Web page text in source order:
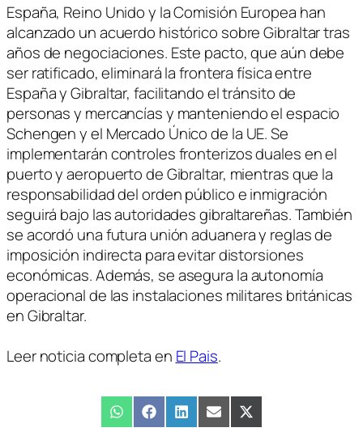
España, Reino Unido y la Comisión Europea han
alcanzado un acuerdo histórico sobre Gibraltar tras
años de negociaciones. Este pacto, que aún debe
ser ratificado, eliminará la frontera física entre
España y Gibraltar, facilitando el tránsito de
personas y mercancías y manteniendo el espacio
Schengen y el Mercado Único de la UE. Se
implementarán controles fronterizos duales en el
puerto y aeropuerto de Gibraltar, mientras que la
responsabilidad del orden público e inmigración
seguirá bajo las autoridades gibraltareñas. También
se acordó una futura unión aduanera y reglas de
imposición indirecta para evitar distorsiones
económicas. Además, se asegura la autonomía
operacional de las instalaciones militares británicas
en Gibraltar.
Leer noticia completa en El Pais.
Compartir
WhatsAppCompartir
FacebookCompartir
LinkedInCompartir
EmailCompartir
X